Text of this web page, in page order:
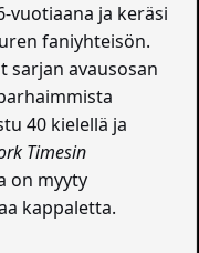
vuotiaana ja keräsi
faniyhteisön.
sarjan avausosan
40 kielellä ja
Timesin
on myyty
kappaletta.